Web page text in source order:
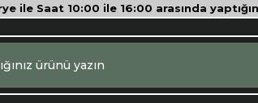
ile Saat 10:00 ile 16:00 arasında